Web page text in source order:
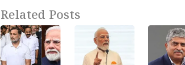
Related Posts